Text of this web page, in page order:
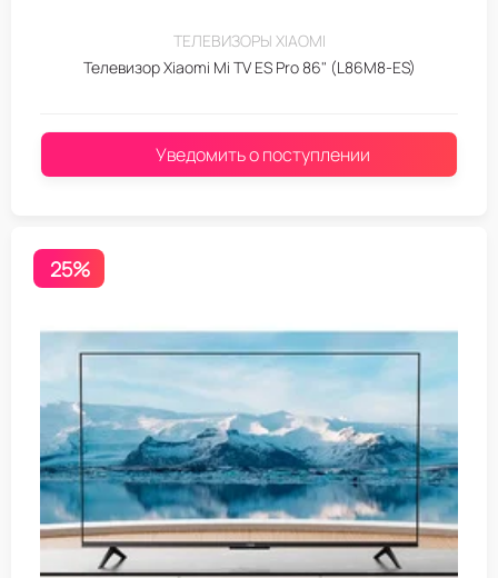
ТЕЛЕВИЗОРЫ XIAOMI
Телевизор Xiaomi Mi TV ES Pro 86" (L86M8-ES)
Уведомить о поступлении
25%